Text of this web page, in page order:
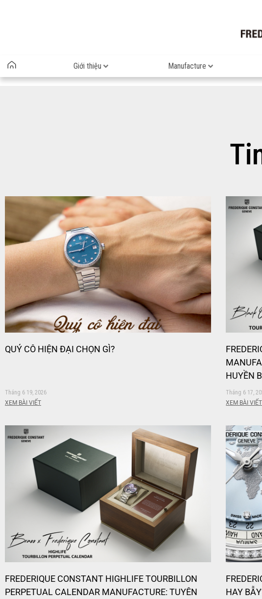
Giới thiệu Manufacture
QUÝ CÔ HIỆN ĐẠI CHỌN GÌ?
Tháng 6 19, 2026
XEM BÀI VIẾT
HUYỀN
Tháng 6 17,
XEM BÀI VIẾT
FREDERIQUE CONSTANT HIGHLIFE TOURBILLON
PERPETUAL CALENDAR MANUFACTURE: TUYÊN
HAY